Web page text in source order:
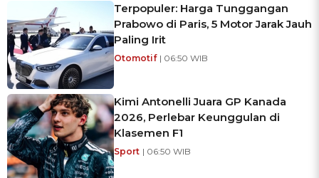
Terpopuler: Harga Tunggangan
Prabowo di Paris, 5 Motor Jarak Jauh
Paling Irit
Otomotif | 06:50 WIB
Kimi Antonelli Juara GP Kanada
2026, Perlebar Keunggulan di
Klasemen F1
Sport | 06:50 WIB